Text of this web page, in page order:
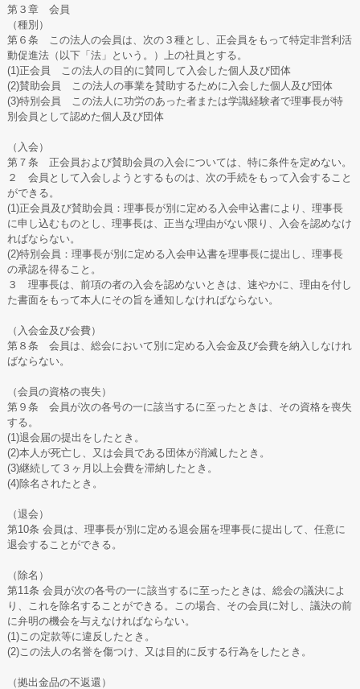
第３章 会員
（種別）
第６条 この法人の会員は、次の３種とし、正会員をもって特定非営利活
動促進法（以下「法」という。）上の社員とする。
(1)正会員 この法人の目的に賛同して入会した個人及び団体
(2)賛助会員 この法人の事業を賛助するために入会した個人及び団体
(3)特別会員 この法人に功労のあった者または学識経験者で理事長が特
別会員として認めた個人及び団体
（入会）
第７条 正会員および賛助会員の入会については、特に条件を定めない。
２ 会員として入会しようとするものは、次の手続をもって入会すること
ができる。
(1)正会員及び賛助会員：理事長が別に定める入会申込書により、理事長
に申し込むものとし、理事長は、正当な理由がない限り、入会を認めなけ
ればならない。
(2)特別会員：理事長が別に定める入会申込書を理事長に提出し、理事長
の承認を得ること。
３ 理事長は、前項の者の入会を認めないときは、速やかに、理由を付し
た書面をもって本人にその旨を通知しなければならない。
（入会金及び会費）
第８条 会員は、総会において別に定める入会金及び会費を納入しなけれ
ばならない。
（会員の資格の喪失）
第９条 会員が次の各号の一に該当するに至ったときは、その資格を喪失
する。
(1)退会届の提出をしたとき。
(2)本人が死亡し、又は会員である団体が消滅したとき。
(3)継続して３ヶ月以上会費を滞納したとき。
(4)除名されたとき。
（退会）
第10条 会員は、理事長が別に定める退会届を理事長に提出して、任意に
退会することができる。
（除名）
第11条 会員が次の各号の一に該当するに至ったときは、総会の議決によ
り、これを除名することができる。この場合、その会員に対し、議決の前
に弁明の機会を与えなければならない。
(1)この定款等に違反したとき。
(2)この法人の名誉を傷つけ、又は目的に反する行為をしたとき。
（拠出金品の不返還）